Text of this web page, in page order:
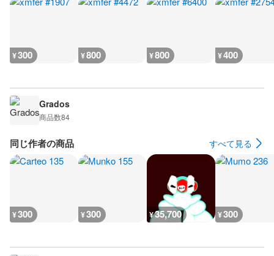
¥300 ¥800 ¥800 ¥400
Grados
商品数84
同じ作者の商品 すべて見る
¥300 ¥300 ¥35,700 ¥300